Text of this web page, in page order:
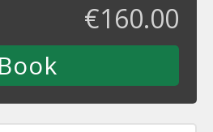
€160.00